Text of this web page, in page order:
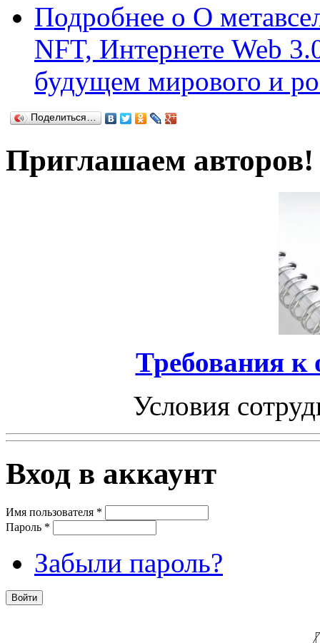
Подробнее о О
NFT, Интернете Web
будущем мирового и
Поделиться…
Приглашаем авторов!
Требования к
Условия
Вход в аккаунт
Имя пользователя *
Пароль *
Забыли пароль?